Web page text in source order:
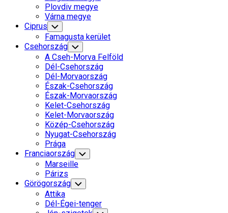
Menu
Plovdiv megye
Várna megye
Ciprus Toggle
Child
Menu
Famagusta kerület
Csehország Toggle
Child
Menu
A Cseh-Morva Felföld
Dél-Csehország
Dél-Morvaország
Észak-Csehország
Észak-Morvaország
Kelet-Csehország
Kelet-Morvaország
Közép-Csehország
Nyugat-Csehország
Prága
Franciaország Toggle
Child
Marseille
Párizs
Görögország Toggle
Child
Menu
Attika
Dél-Égei-tenger